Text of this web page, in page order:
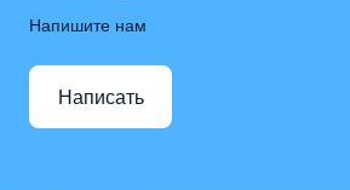
Напишите нам
Написать